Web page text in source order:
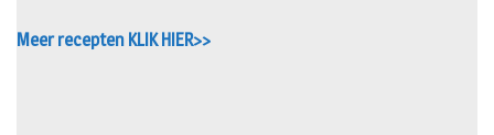
Meer recepten KLIK HIER>>